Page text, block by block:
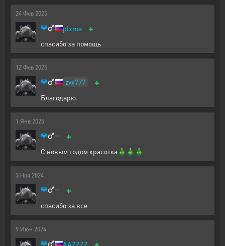
24 Фев 2025
pixma +
спасибо за помощь
12 Фев 2025
zvx777 +
Благодарю.
1 Янв 2025
+
С новым годом красотка🎄🎄🎄
3 Ноя 2024
+
спасибо за все
9 Июн 2024
AAZZZZ +